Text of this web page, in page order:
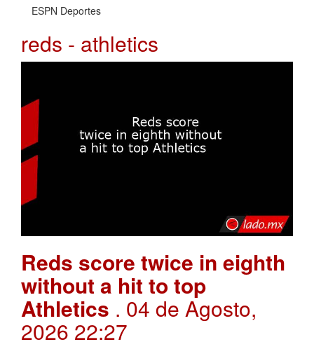
ESPN Deportes
reds - athletics
Reds score twice in eighth
without a hit to top
Athletics . 04 de Agosto,
2026 22:27